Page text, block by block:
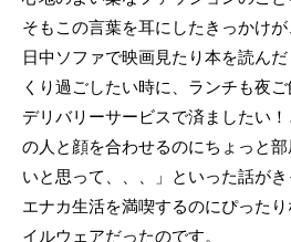
そもこの言葉を耳にしたきっかけ
日中ソファで映画見たり本を読ん
くり過ごしたい時に、ランチも夜
デリバリーサービスで済ましたい
の人と顔を合わせるのにちょっと
いと思って、、、」といった話が
エナカ生活を満喫するのにぴった
イルウェアだったのです。